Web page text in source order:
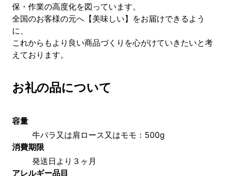
保・作業の高度化を図っています。
全国のお客様の元へ【美味しい】をお届けできるよう
に、
これからもより良い商品づくりを心がけていきたいと考
えております。
お礼の品について
容量
牛バラ又は肩ロース又はモモ：500g
消費期限
発送日より３ヶ月
アレルギー品目